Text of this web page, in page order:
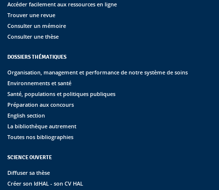
Accéder facilement aux ressources en ligne
Trouver une revue
Consulter un mémoire
Consulter une thèse
DOSSIERS THÉMATIQUES
Organisation, management et performance de notre système de soins
Environnements et santé
Santé, populations et politiques publiques
Préparation aux concours
English section
La bibliothèque autrement
Toutes nos bibliographies
SCIENCE OUVERTE
Diffuser sa thèse
Créer son IdHAL - son CV HAL